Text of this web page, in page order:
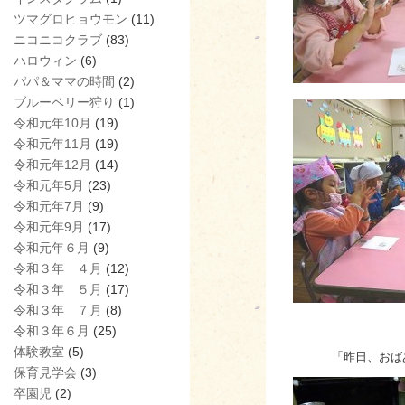
ツマグロヒョウモン (11)
ニコニコクラブ (83)
ハロウィン (6)
パパ＆ママの時間 (2)
ブルーベリー狩り (1)
令和元年10月 (19)
令和元年11月 (19)
令和元年12月 (14)
令和元年5月 (23)
令和元年7月 (9)
令和元年9月 (17)
令和元年６月 (9)
令和３年 ４月 (12)
令和３年 ５月 (17)
令和３年 ７月 (8)
令和３年６月 (25)
体験教室 (5)
保育見学会 (3)
卒園児 (2)
「昨日、お